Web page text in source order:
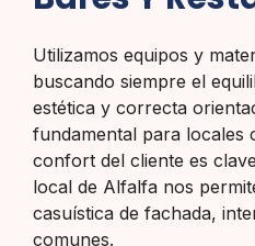
Utilizamos equipos y
buscando siempre el
estética y correcta
fundamental para locales
confort del cliente es
local de Alfalfa nos
casuística de fachada,
comunes.